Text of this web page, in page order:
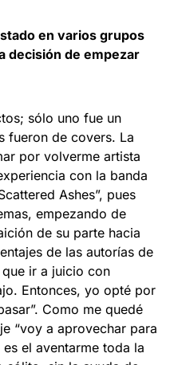
en varios grupos
decisión de empezar
sólo uno fue un
fueron de covers. La
por volverme artista
con la banda
Ashes”, pues
empezando de
de su parte hacia
de las autorías de
ir a juicio con
Entonces, yo opté por
Como me quedé
“voy a aprovechar para
el aventarme toda la